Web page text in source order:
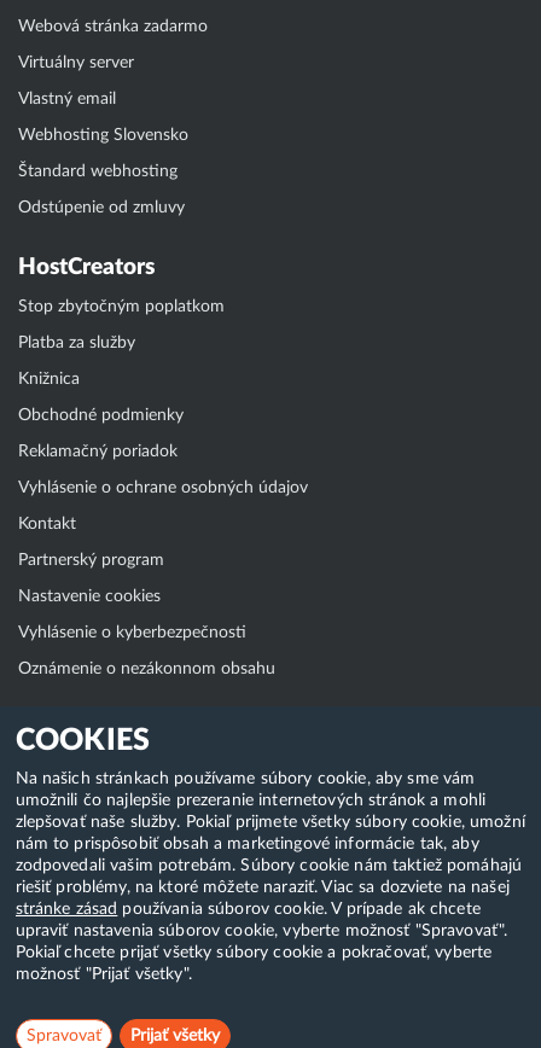
COOKIES
Na našich stránkach používame súbory cookie, aby sme vám
umožnili čo najlepšie prezeranie internetových stránok a mohli
zlepšovať naše služby. Pokiaľ prijmete všetky súbory cookie, umožní
nám to prispôsobiť obsah a marketingové informácie tak, aby
zodpovedali vašim potrebám. Súbory cookie nám taktiež pomáhajú
riešiť problémy, na ktoré môžete naraziť. Viac sa dozviete na našej
stránke zásad používania súborov cookie. V prípade ak chcete
upraviť nastavenia súborov cookie, vyberte možnosť "Spravovať".
Pokiaľ chcete prijať všetky súbory cookie a pokračovať, vyberte
možnosť "Prijať všetky".
Spravovať Prijať všetky
Webová stránka zadarmo
Virtuálny server
Vlastný email
Webhosting Slovensko
Štandard webhosting
Odstúpenie od zmluvy
HostCreators
Stop zbytočným poplatkom
Platba za služby
Knižnica
Obchodné podmienky
Reklamačný poriadok
Vyhlásenie o ochrane osobných údajov
Kontakt
Partnerský program
Nastavenie cookies
Vyhlásenie o kyberbezpečnosti
Oznámenie o nezákonnom obsahu
Klientská zóna
WebAdmin
WebMail
Zmena hesla (E-mail, FTP, SSH)
Webhosting
Domény
Copyright & 2018-2026 HostCreators. Všetky práva vyhradené